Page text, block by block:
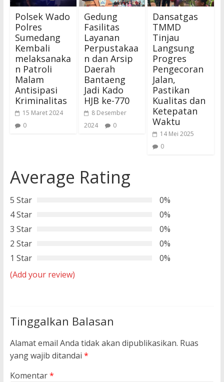
Polsek Wado
Polres
Sumedang
Kembali
melaksanaka
n Patroli
Malam
Antisipasi
Kriminalitas
15 Maret 2024
0
Gedung
Fasilitas
Layanan
Perpustakaa
n dan Arsip
Daerah
Bantaeng
Jadi Kado
HJB ke-770
8 Desember
2024
0
Dansatgas
TMMD
Tinjau
Langsung
Progres
Pengecoran
Jalan,
Pastikan
Kualitas dan
Ketepatan
Waktu
14 Mei 2025
0
Average Rating
5 Star
0%
4 Star
0%
3 Star
0%
2 Star
0%
1 Star
0%
(Add your review)
Tinggalkan Balasan
Alamat email Anda tidak akan dipublikasikan. Ruas
yang wajib ditandai *
Komentar*